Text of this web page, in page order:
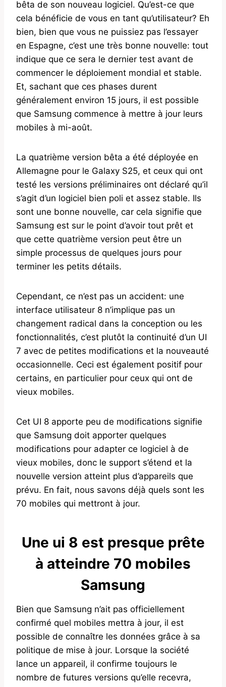
bêta de son nouveau logiciel. Qu’est-ce que
cela bénéficie de vous en tant qu’utilisateur? Eh
bien, bien que vous ne puissiez pas l’essayer
en Espagne, c’est une très bonne nouvelle: tout
indique que ce sera le dernier test avant de
commencer le déploiement mondial et stable.
Et, sachant que ces phases durent
généralement environ 15 jours, il est possible
que Samsung commence à mettre à jour leurs
mobiles à mi-août.
La quatrième version bêta a été déployée en
Allemagne pour le Galaxy S25, et ceux qui ont
testé les versions préliminaires ont déclaré qu’il
s’agit d’un logiciel bien poli et assez stable. Ils
sont une bonne nouvelle, car cela signifie que
Samsung est sur le point d’avoir tout prêt et
que cette quatrième version peut être un
simple processus de quelques jours pour
terminer les petits détails.
Cependant, ce n’est pas un accident: une
interface utilisateur 8 n’implique pas un
changement radical dans la conception ou les
fonctionnalités, c’est plutôt la continuité d’un UI
7 avec de petites modifications et la nouveauté
occasionnelle. Ceci est également positif pour
certains, en particulier pour ceux qui ont de
vieux mobiles.
Cet UI 8 apporte peu de modifications signifie
que Samsung doit apporter quelques
modifications pour adapter ce logiciel à de
vieux mobiles, donc le support s’étend et la
nouvelle version atteint plus d’appareils que
prévu. En fait, nous savons déjà quels sont les
70 mobiles qui mettront à jour.
Une ui 8 est presque prête
à atteindre 70 mobiles
Samsung
Bien que Samsung n’ait pas officiellement
confirmé quel mobiles mettra à jour, il est
possible de connaître les données grâce à sa
politique de mise à jour. Lorsque la société
lance un appareil, il confirme toujours le
nombre de futures versions qu’elle recevra,